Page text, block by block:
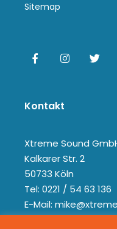
Sitemap
Kontakt
Xtreme Sound
Kalkarer Str. 2
50733 Köln
Tel: 0221 / 54 63 136
E-Mail: